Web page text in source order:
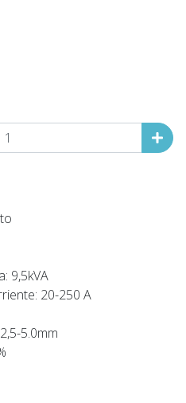
9,5kVA
20-250 A
5.0mm